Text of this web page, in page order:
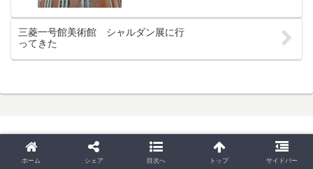
三菱一号館美術館 シャルダン展に行
ってきた
Copyright © 2008-2026 趣味と特技を極めたい All Rights
ホーム シェア 目次へ トップ サイドバー